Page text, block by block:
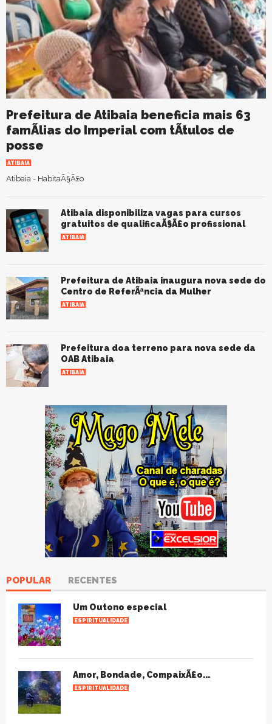
Prefeitura de Atibaia beneficia mais 63
famÃ­lias do Imperial com tÃ­tulos de
posse
ATIBAIA
Atibaia - HabitaÃ§Ã£o
Atibaia disponibiliza vagas para cursos
gratuitos de qualificaÃ§Ã£o profissional
ATIBAIA
Prefeitura de Atibaia inaugura nova sede do
Centro de ReferÃªncia da Mulher
ATIBAIA
Prefeitura doa terreno para nova sede da
OAB Atibaia
ATIBAIA
POPULAR RECENTES
Um Outono especial
ESPIRITUALIDADE
Amor, Bondade, CompaixÃ£o...
ESPIRITUALIDADE